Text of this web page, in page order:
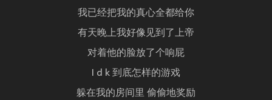
我已经把我的真心全都给你
有天晚上我好像见到了上帝
对着他的脸放了个响屁
I d k 到底怎样的游戏
躲在我的房间里 偷偷地奖励